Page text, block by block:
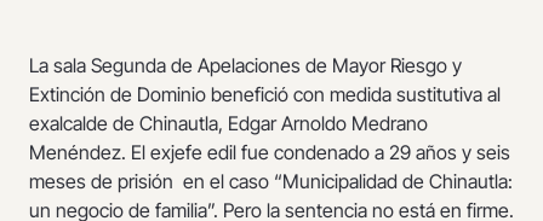
La sala Segunda de Apelaciones de Mayor Riesgo y
Extinción de Dominio benefició con medida sustitutiva al
exalcalde de Chinautla, Edgar Arnoldo Medrano
Menéndez. El exjefe edil fue condenado a 29 años y seis
meses de prisión en el caso “Municipalidad de Chinautla:
un negocio de familia”. Pero la sentencia no está en firme.